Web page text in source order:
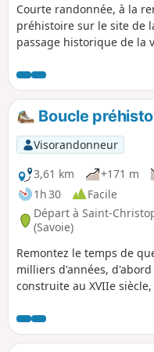
Courte randonnée, à la
préhistoire sur le site de
passage historique de la
Boucle
Visorandonneur
3,61 km
+171 m
1h 30
Facile
Départ à Saint-
(Savoie)
Remontez le temps de
milliers d'années,
construite au XVIIe
chemin est fermé en hiver.